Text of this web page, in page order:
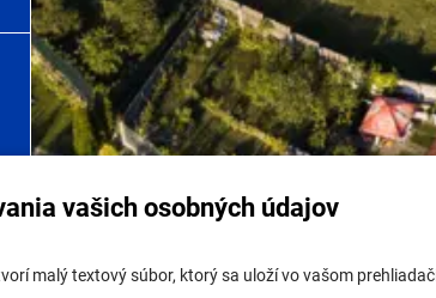
vašich osobných údajov
malý textový súbor, ktorý sa uloží vo vašom